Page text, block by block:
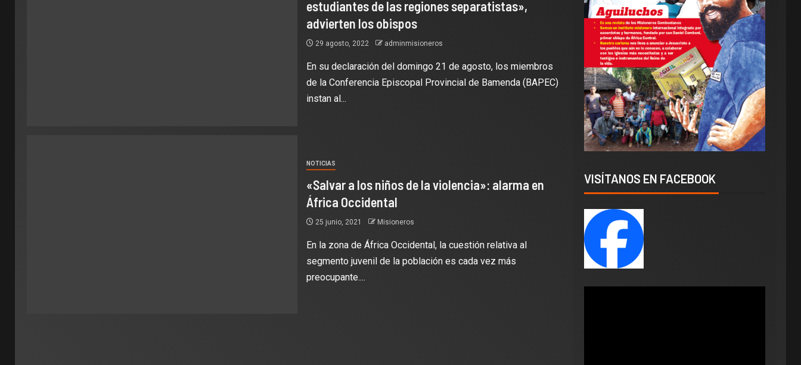
estudiantes de las regiones separatistas»,
advierten los obispos
29 agosto, 2022 adminmisioneros
En su declaración del domingo 21 de agosto, los miembros
de la Conferencia Episcopal Provincial de Bamenda (BAPEC)
instan al...
NOTICIAS
«Salvar a los niños de la violencia»: alarma en
África Occidental
25 junio, 2021 Misioneros
En la zona de África Occidental, la cuestión relativa al
segmento juvenil de la población es cada vez más
preocupante....
VISÍTANOS EN FACEBOOK